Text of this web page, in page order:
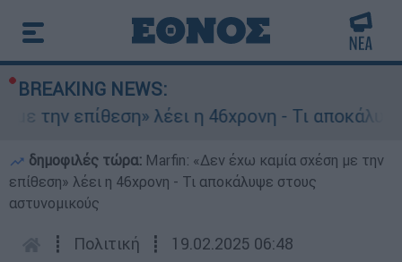
BREAKING NEWS:
λέει η 46χρονη - Τι αποκάλυψε στους
δημοφιλές τώρα: Marfin: «Δεν έχω καμία σχέση με την
επίθεση» λέει η 46χρονη - Τι αποκάλυψε στους
αστυνομικούς
┋ Πολιτική ┋ 19.02.2025 06:48